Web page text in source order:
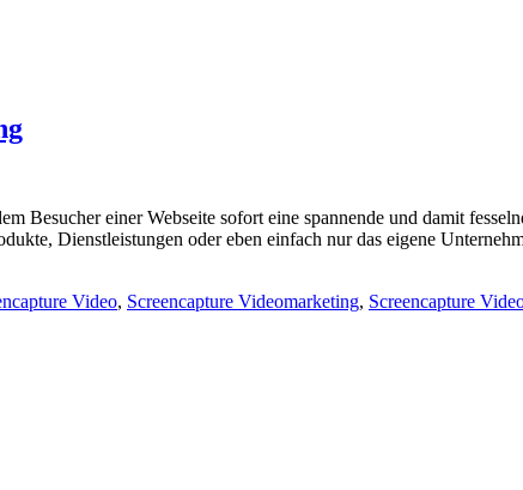
Besucher einer Webseite sofort eine spannende und damit
Dienstleistungen oder eben einfach nur das eigene
Video, Screencapture Videomarketing, Screencapture